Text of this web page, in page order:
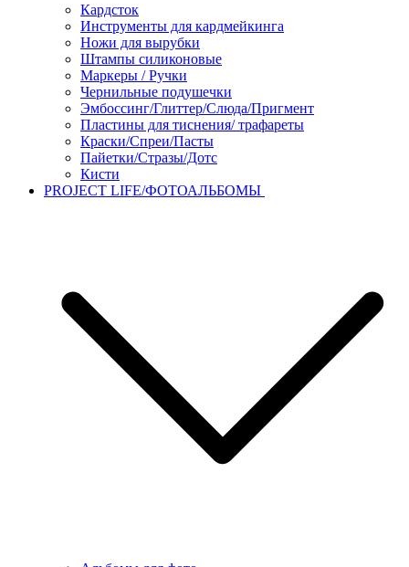
Кардсток
Инструменты для кардмейкинга
Ножи для вырубки
Штампы силиконовые
Маркеры / Ручки
Чернильные подушечки
Эмбоссинг/Глиттер/Слюда/Пригмент
Пластины для тиснения/ трафареты
Краски/Спреи/Пасты
Пайетки/Стразы/Дотс
Кисти
PROJECT LIFE/ФОТОАЛЬБОМЫ